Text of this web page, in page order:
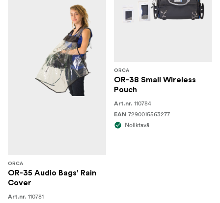
ORCA
OR-35 Audio Bags' Rain
Cover
Art.nr. 110781
ORCA
OR-38 Small Wireless
Pouch
Art.nr. 110784
EAN 7290015563277
Noliktavā